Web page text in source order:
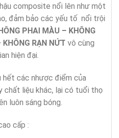
composite nổi lên như một
đảm bảo các yếu tố nổi trội
PHAI MÀU – KHÔNG
KHÔNG RẠN N ỨT vô cùng
hiện đại.
hết các nhược điểm của
chất liệu khác, lại có tuổi thọ
luôn sáng bóng.
cấp :